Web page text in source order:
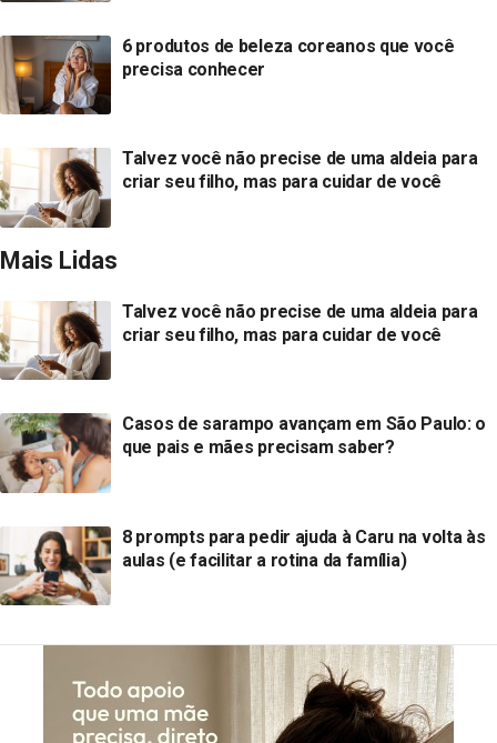
6 produtos de beleza coreanos que você
precisa conhecer
Talvez você não precise de uma aldeia para
criar seu filho, mas para cuidar de você
Mais Lidas
Talvez você não precise de uma aldeia para
criar seu filho, mas para cuidar de você
Casos de sarampo avançam em São Paulo: o
que pais e mães precisam saber?
8 prompts para pedir ajuda à Caru na volta às
aulas (e facilitar a rotina da família)